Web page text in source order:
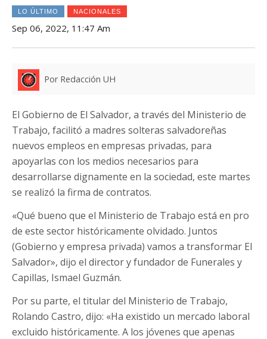
LO ÚLTIMO NACIONALES
Sep 06, 2022, 11:47 Am
Por Redacción UH
El Gobierno de El Salvador, a través del Ministerio de
Trabajo, facilitó a madres solteras salvadoreñas
nuevos empleos en empresas privadas, para
apoyarlas con los medios necesarios para
desarrollarse dignamente en la sociedad, este martes
se realizó la firma de contratos.
«Qué bueno que el Ministerio de Trabajo está en pro
de este sector históricamente olvidado. Juntos
(Gobierno y empresa privada) vamos a transformar El
Salvador», dijo el director y fundador de Funerales y
Capillas, Ismael Guzmán.
Por su parte, el titular del Ministerio de Trabajo,
Rolando Castro, dijo: «Ha existido un mercado laboral
excluido históricamente. A los jóvenes que apenas